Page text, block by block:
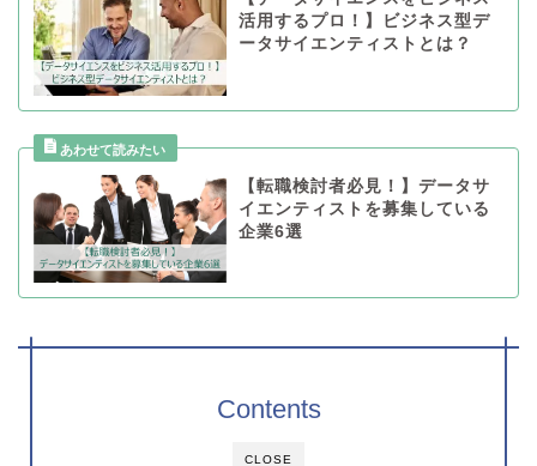
活用するプロ！】ビジネス型デ
ータサイエンティストとは？
【転職検討者必見！】データサ
イエンティストを募集している
企業6選
CLOSE
Contents